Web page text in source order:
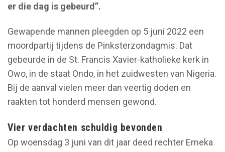
er die dag is gebeurd”.
Gewapende mannen pleegden op 5 juni 2022 een
moordpartij tijdens de Pinksterzondagmis. Dat
gebeurde in de St. Francis Xavier-katholieke kerk in
Owo, in de staat Ondo, in het zuidwesten van Nigeria.
Bij de aanval vielen meer dan veertig doden en
raakten tot honderd mensen gewond.
Vier verdachten schuldig bevonden
Op woensdag 3 juni van dit jaar deed rechter Emeka